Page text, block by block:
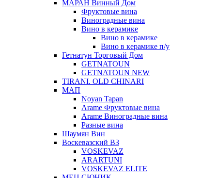
МАРАН Винный Дом
Фруктовые вина
Виноградные вина
Вино в керамике
Вино в керамике
Вино в керамике п/у
Гетнатун Торговый Дом
GETNATOUN
GETNATOUN NEW
TIRANI. OLD CHINARI
МАП
Noyan Tapan
Arame Фруктовые вина
Arame Виноградные вина
Разные вина
Шаумян Вин
Воскевазский ВЗ
VOSKEVAZ
ARARTUNI
VOSKEVAZ ELITE